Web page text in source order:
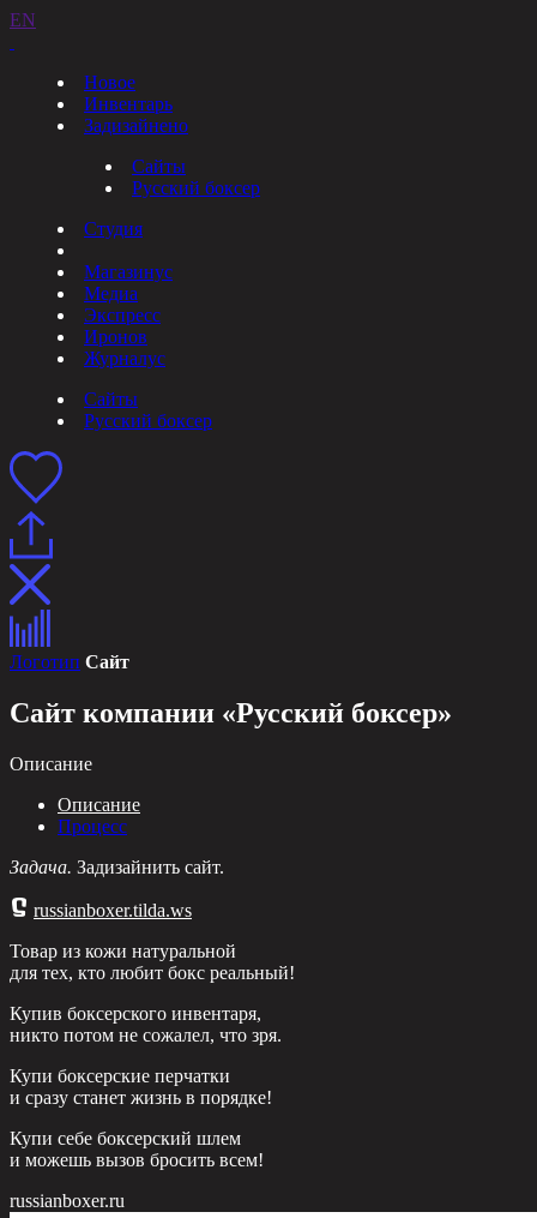
EN
Новое
Инвентарь
Задизайнено
Сайты
Русский боксер
Студия
Магазинус
Медиа
Экспресс
Иронов
Журналус
Сайты
Русский боксер
Логотип Сайт
Сайт компании «Русский боксер»
Описание
Описание
Процесс
Задача. Задизайнить сайт.
russianboxer.tilda.ws
Товар из кожи натуральной
для тех, кто любит бокс реальный!
Купив боксерского инвентаря,
никто потом не сожалел, что зря.
Купи боксерские перчатки
и сразу станет жизнь в порядке!
Купи себе боксерский шлем
и можешь вызов бросить всем!
russianboxer.ru